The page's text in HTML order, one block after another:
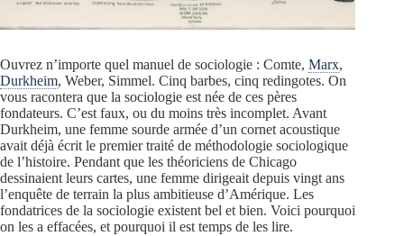
Ouvrez n’importe quel manuel de sociologie : Comte, Marx,
Durkheim, Weber, Simmel. Cinq barbes, cinq redingotes. On
vous racontera que la sociologie est née de ces pères
fondateurs. C’est faux, ou du moins très incomplet. Avant
Durkheim, une femme sourde armée d’un cornet acoustique
avait déjà écrit le premier traité de méthodologie sociologique
de l’histoire. Pendant que les théoriciens de Chicago
dessinaient leurs cartes, une femme dirigeait depuis vingt ans
l’enquête de terrain la plus ambitieuse d’Amérique. Les
fondatrices de la sociologie existent bel et bien. Voici pourquoi
on les a effacées, et pourquoi il est temps de les lire.